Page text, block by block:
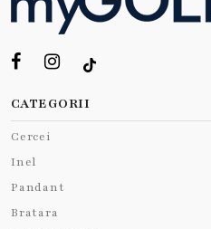
CATEGORII
Cercei
Inel
Pandant
Bratara